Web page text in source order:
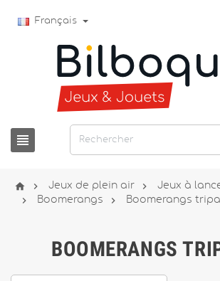
Français

  Jeux de plein air  Jeux à
 Boomerangs  Boomerangs
BOOMERANGS